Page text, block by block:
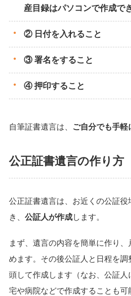
産目録はパソコンで作成で
② 日付を入れること
③ 署名をすること
④ 押印すること
自筆証書遺言は、 ご自分でも手軽
公正証書遺言の作り方
公正証書遺言は、お近くの公証
き、 公証人が作成します。
まず、遺言の内容を簡単に作り
めます。その後公証人と日程を調
頭して作成します（なお、公証人
宅や病院などで作成することも可